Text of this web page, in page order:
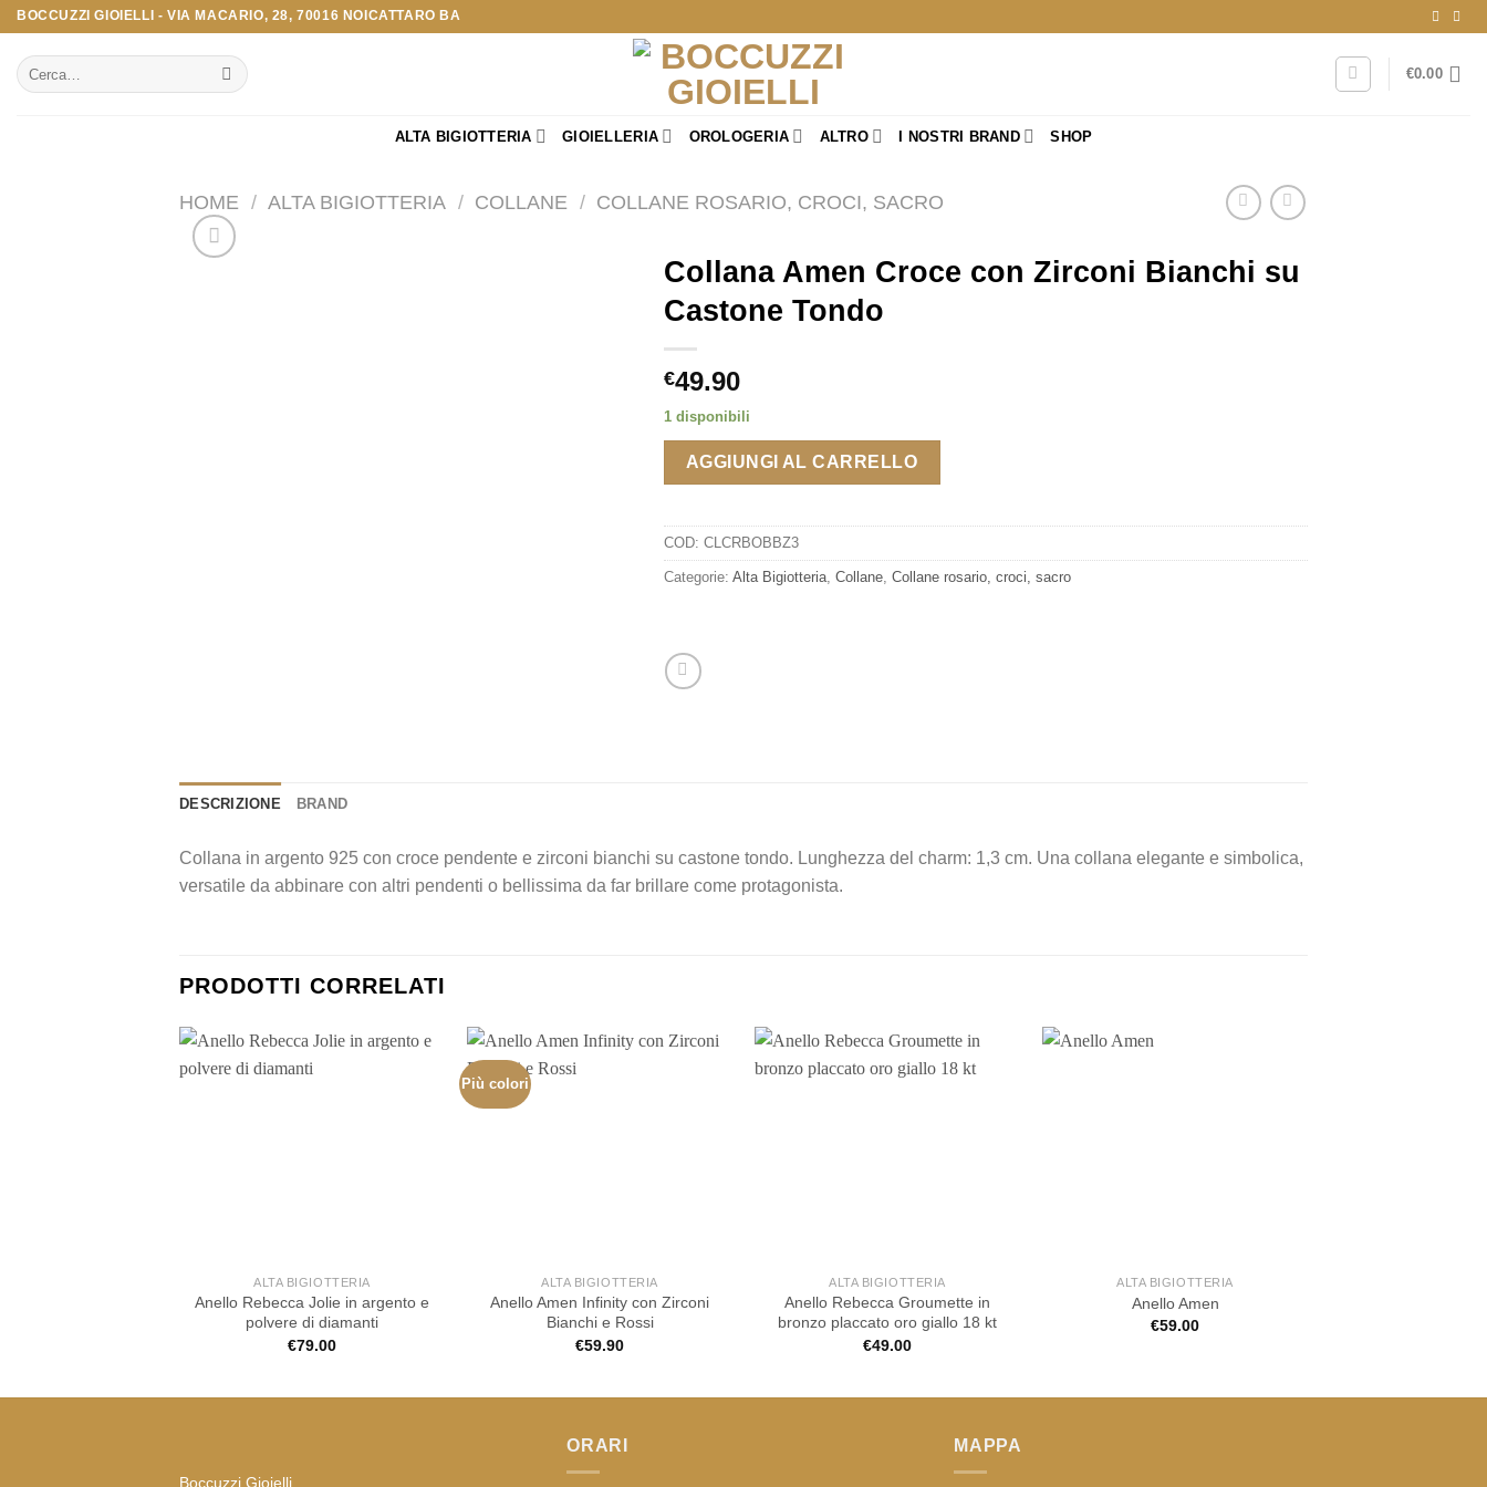
Salta
contenuti
BOCCUZZI GIOIELLI - VIA MACARIO, 28, 70016 NOICATTARO BA
Cerca:
€0.00
ALTA BIGIOTTERIA GIOIELLERIA OROLOGERIA ALTRO I NOSTRI BRAND SHOP
HOME / ALTA BIGIOTTERIA / COLLANE / COLLANE ROSARIO, CROCI, SACRO
Collana Amen Croce con Zirconi Bianchi su
Castone Tondo
€49.90
1 disponibili
AGGIUNGI AL CARRELLO
COD: CLCRBOBBZ3
Categorie: Alta Bigiotteria, Collane, Collane rosario, croci, sacro
DESCRIZIONE BRAND
Collana in argento 925 con croce pendente e zirconi bianchi su castone tondo. Lunghezza del charm: 1,3 cm. Una collana elegante e simbolica,
versatile da abbinare con altri pendenti o bellissima da far brillare come protagonista.
PRODOTTI CORRELATI
ALTA BIGIOTTERIA
Anello Rebecca Jolie in argento e
polvere di diamanti
€79.00
Più colori
ALTA BIGIOTTERIA
Anello Amen Infinity con Zirconi
Bianchi e Rossi
€59.90
ALTA BIGIOTTERIA
Anello Rebecca Groumette in
bronzo placcato oro giallo 18 kt
€49.00
ALTA BIGIOTTERIA
Anello Amen
€59.00
Boccuzzi Gioielli
ORARI MAPPA